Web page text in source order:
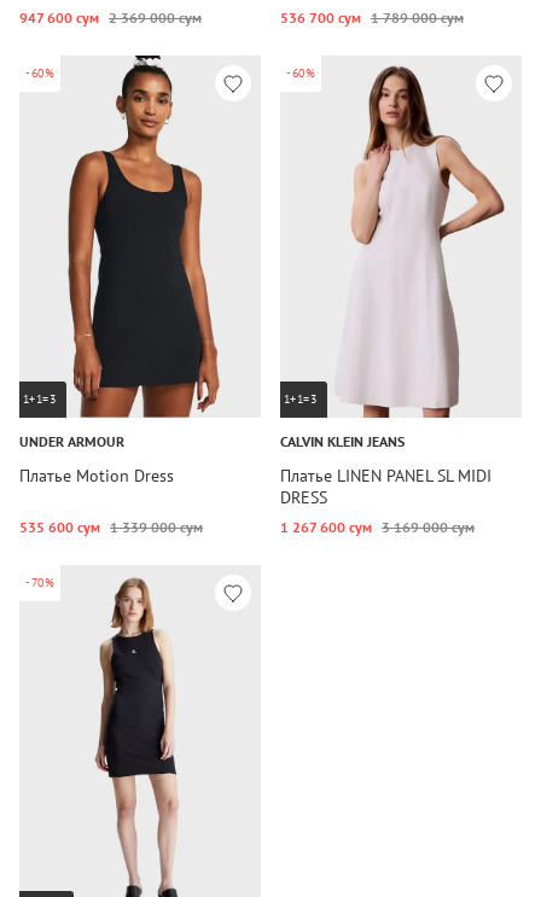
947 600 сум 2 369 000 сум 536 700 сум 1 789 000 сум
-60%
1+1=3
UNDER ARMOUR
Платье Motion Dress
535 600 сум 1 339 000 сум
-60%
1+1=3
CALVIN KLEIN JEANS
Платье LINEN PANEL SL MIDI
DRESS
1 267 600 сум 3 169 000 сум
-70%